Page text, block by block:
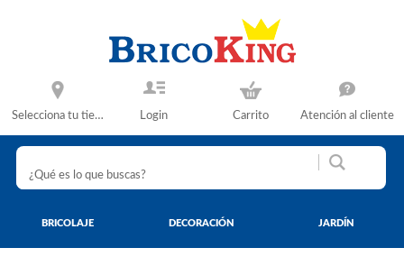
Selecciona tu tienda Login Carrito Atención al cliente
BRICOLAJE DECORACIÓN JARDÍN